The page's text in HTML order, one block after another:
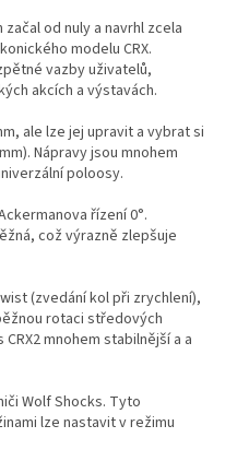
od nuly a navrhl zcela
modelu CRX.
vazby uživatelů,
akcích a výstavách.
ale lze jej upravit a vybrat si
Nápravy jsou mnohem
poloosy.
řízení 0°.
což výrazně zlepšuje
(zvedání kol při zrychlení),
rotaci středových
mnohem stabilnější a a
Wolf Shocks. Tyto
lze nastavit v režimu